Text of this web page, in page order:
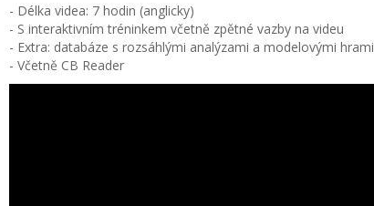
- Délka videa: 7 hodin (anglicky)
- S interaktivním tréninkem včetně zpětné vazby na videu
- Extra: databáze s rozsáhlými analýzami a modelovými hrami
- Včetně CB Reader